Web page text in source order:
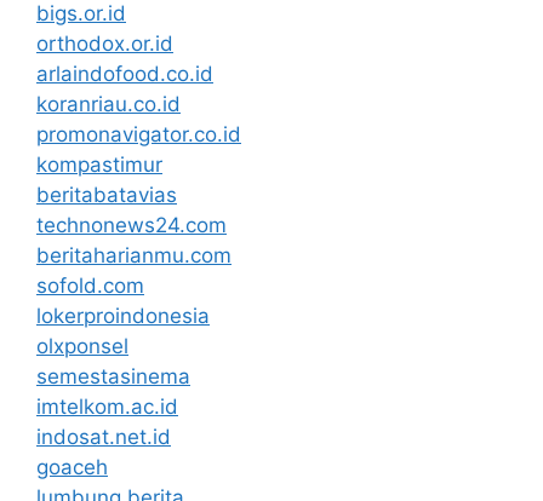
bigs.or.id
orthodox.or.id
arlaindofood.co.id
koranriau.co.id
promonavigator.co.id
kompastimur
beritabatavias
technonews24.com
beritaharianmu.com
sofold.com
lokerproindonesia
olxponsel
semestasinema
imtelkom.ac.id
indosat.net.id
goaceh